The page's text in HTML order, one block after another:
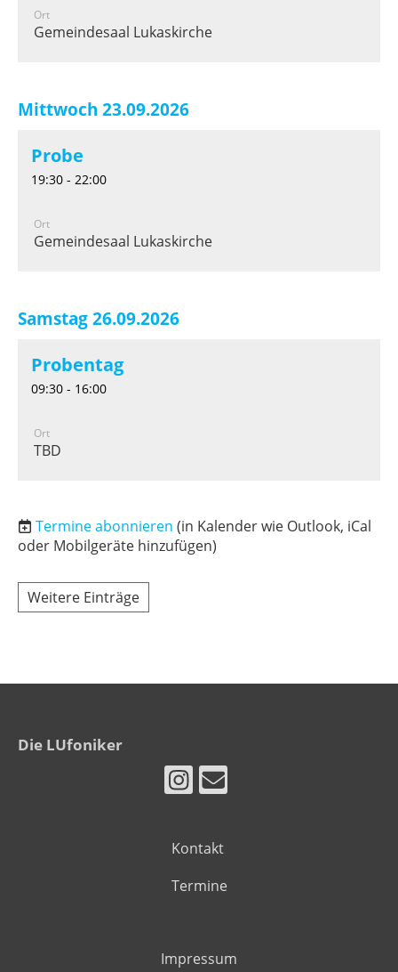
Ort
Gemeindesaal Lukaskirche
Mittwoch 23.09.2026
Probe
19:30 - 22:00
Ort
Gemeindesaal Lukaskirche
Samstag 26.09.2026
Probentag
09:30 - 16:00
Ort
TBD
Termine abonnieren (in Kalender wie Outlook, iCal
oder Mobilgeräte hinzufügen)
Weitere Einträge
Die LUfoniker
Kontakt
Termine
Impressum